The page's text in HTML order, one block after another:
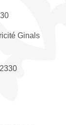
Ginals